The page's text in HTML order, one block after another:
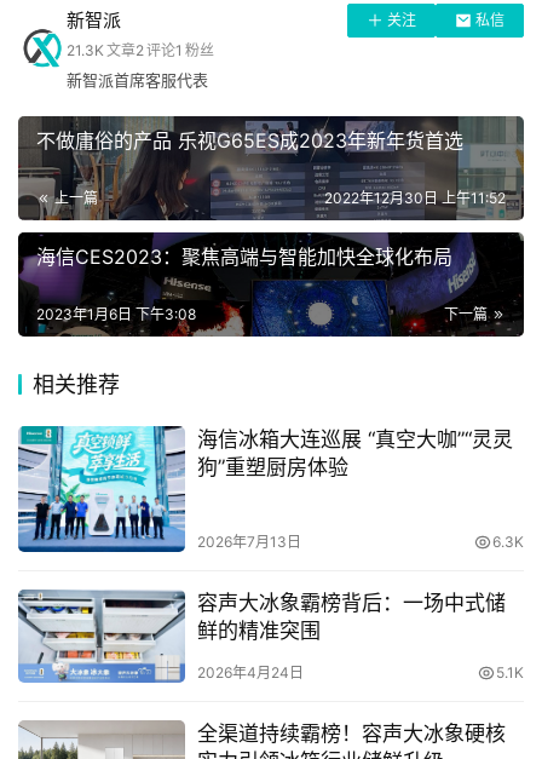
技
手
机
家
数
码
车
播
登录
发。大屏沉浸、色彩真实、健康护眼等差异化优势，让激光
电视成为全球精英人群消费“新宠”。2021年以来，包括美国
专业媒体《Value Electronics》、著名消费类电子科技杂志
《Dealerscope》等都向美国消费者力推海信激光电视。
2022年，海信激光电视在美国市场销量同比增长107%。
当天，海信自主研发的首款8K激光电视正式对外亮相，其
的片源转换为8K时补充更多的细节，让8k图像解码显示梦
想成真，为消费者带来细腻震撼的视觉盛宴。
“我们致力于创新并保持我们在显示技术领域的领导者地
位，随着越来越多的消费者选择海信，海信会变得更加引人
注目。” David Gold表示，海信电视在美国市场三分之一以
上的产品都是70英寸以上，2023年将把85英寸电视从2个
系列增加到5个系列，将用丰富的产品阵容让更多的消费者
可以享受更大的屏幕和更好的画质。
新智派 关注
私信
21.3K 文章2评论1 粉丝
新智派首席客服代表
不做庸俗的产品 乐视G65ES成2023年新年货首选
上一篇 2022年12月30日 上午11:52
海信CES2023：聚焦高端与智能加快全球化布局
下一篇
2023年1月6日 下午3:08
相关推荐
海信冰箱大连巡展 “真空大咖”“灵灵
狗”重塑厨房体验
2026年7月13日 6.3K
容声大冰象霸榜背后：一场中式储
鲜的精准突围
2026年4月24日 5.1K
全渠道持续霸榜！容声大冰象硬核